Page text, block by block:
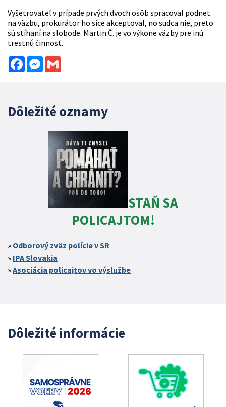
Vyšetrovateľ v prípade prvých dvoch osôb spracoval podnet
na väzbu, prokurátor ho síce akceptoval, no sudca nie, preto
sú stíhaní na slobode. Martin Č. je vo výkone väzby pre inú
trestnú činnosť.
FacebookMessenger
Dôležité oznamy
STAŇ SA
POLICAJTOM!
Odborový zväz polície v SR
IPA Slovakia
Asociácia policajtov vo výslužbe
Dôležité informácie